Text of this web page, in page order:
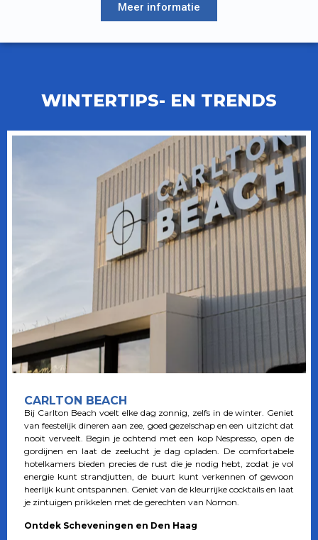
Meer informatie
WINTERTIPS- EN TRENDS
CARLTON BEACH
Bij Carlton Beach voelt elke dag zonnig, zelfs in de winter. Geniet
van feestelijk dineren aan zee, goed gezelschap en een uitzicht dat
nooit verveelt. Begin je ochtend met een kop Nespresso, open de
gordijnen en laat de zeelucht je dag opladen. De comfortabele
hotelkamers bieden precies de rust die je nodig hebt, zodat je vol
energie kunt strandjutten, de buurt kunt verkennen of gewoon
heerlijk kunt ontspannen. Geniet van de kleurrijke cocktails en laat
je zintuigen prikkelen met de gerechten van Nomon.
Ontdek Scheveningen en Den Haag